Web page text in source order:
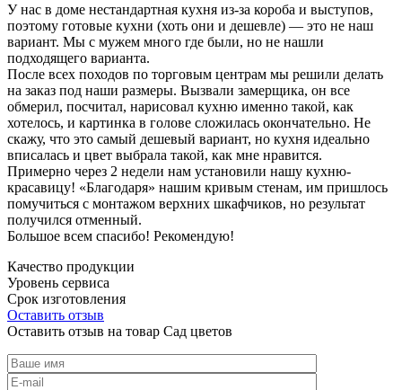
У нас в доме нестандартная кухня из-за короба и выступов,
поэтому готовые кухни (хоть они и дешевле) — это не наш
вариант. Мы с мужем много где были, но не нашли
подходящего варианта.
После всех походов по торговым центрам мы решили делать
на заказ под наши размеры. Вызвали замерщика, он все
обмерил, посчитал, нарисовал кухню именно такой, как
хотелось, и картинка в голове сложилась окончательно. Не
скажу, что это самый дешевый вариант, но кухня идеально
вписалась и цвет выбрала такой, как мне нравится.
Примерно через 2 недели нам установили нашу кухню-
красавицу! «Благодаря» нашим кривым стенам, им пришлось
помучиться с монтажом верхних шкафчиков, но результат
получился отменный.
Большое всем спасибо! Рекомендую!
Качество продукции
Уровень сервиса
Срок изготовления
Оставить отзыв
Оставить отзыв на товар Сад цветов